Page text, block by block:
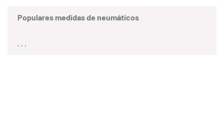
Populares medidas de neumáticos
, , ,